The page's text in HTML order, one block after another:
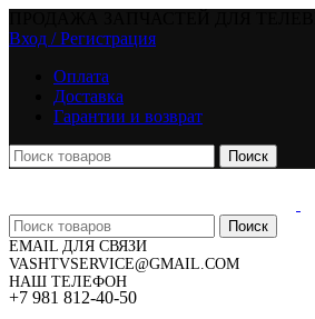
Вход / Регистрация
Оплата
Доставка
Гарантии и возврат
Поиск
Поиск
EMAIL ДЛЯ СВЯЗИ
VASHTVSERVICE@GMAIL.COM
НАШ ТЕЛЕФОН
+7 981 812-40-50